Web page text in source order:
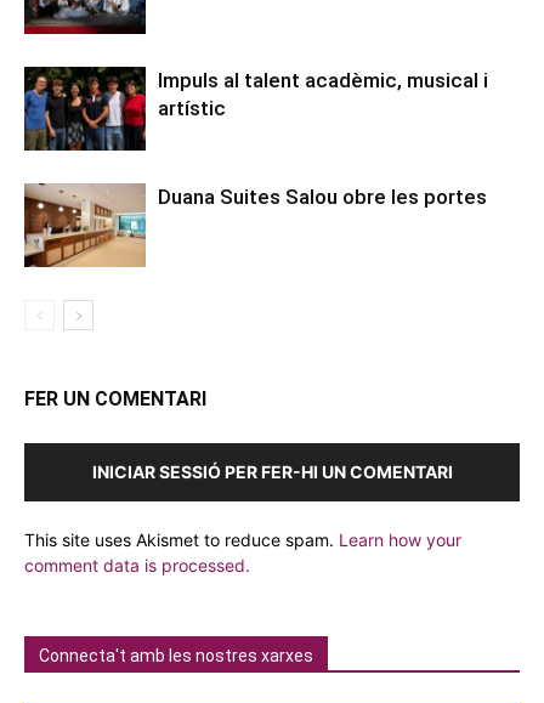
Impuls al talent acadèmic, musical i
artístic
Duana Suites Salou obre les portes
FER UN COMENTARI
INICIAR SESSIÓ PER FER-HI UN COMENTARI
This site uses Akismet to reduce spam. Learn how your
comment data is processed.
Connecta't amb les nostres xarxes